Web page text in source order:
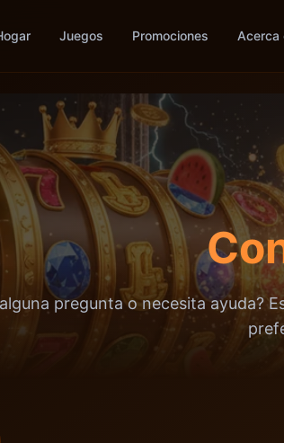
Juegos Promociones Acerca
pregunta o necesita ayuda?